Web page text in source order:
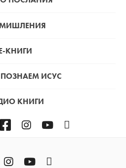
КНИГИ
ИСУС
КНИГИ
FacebookInstagramYouTube
Instagram
YouTube